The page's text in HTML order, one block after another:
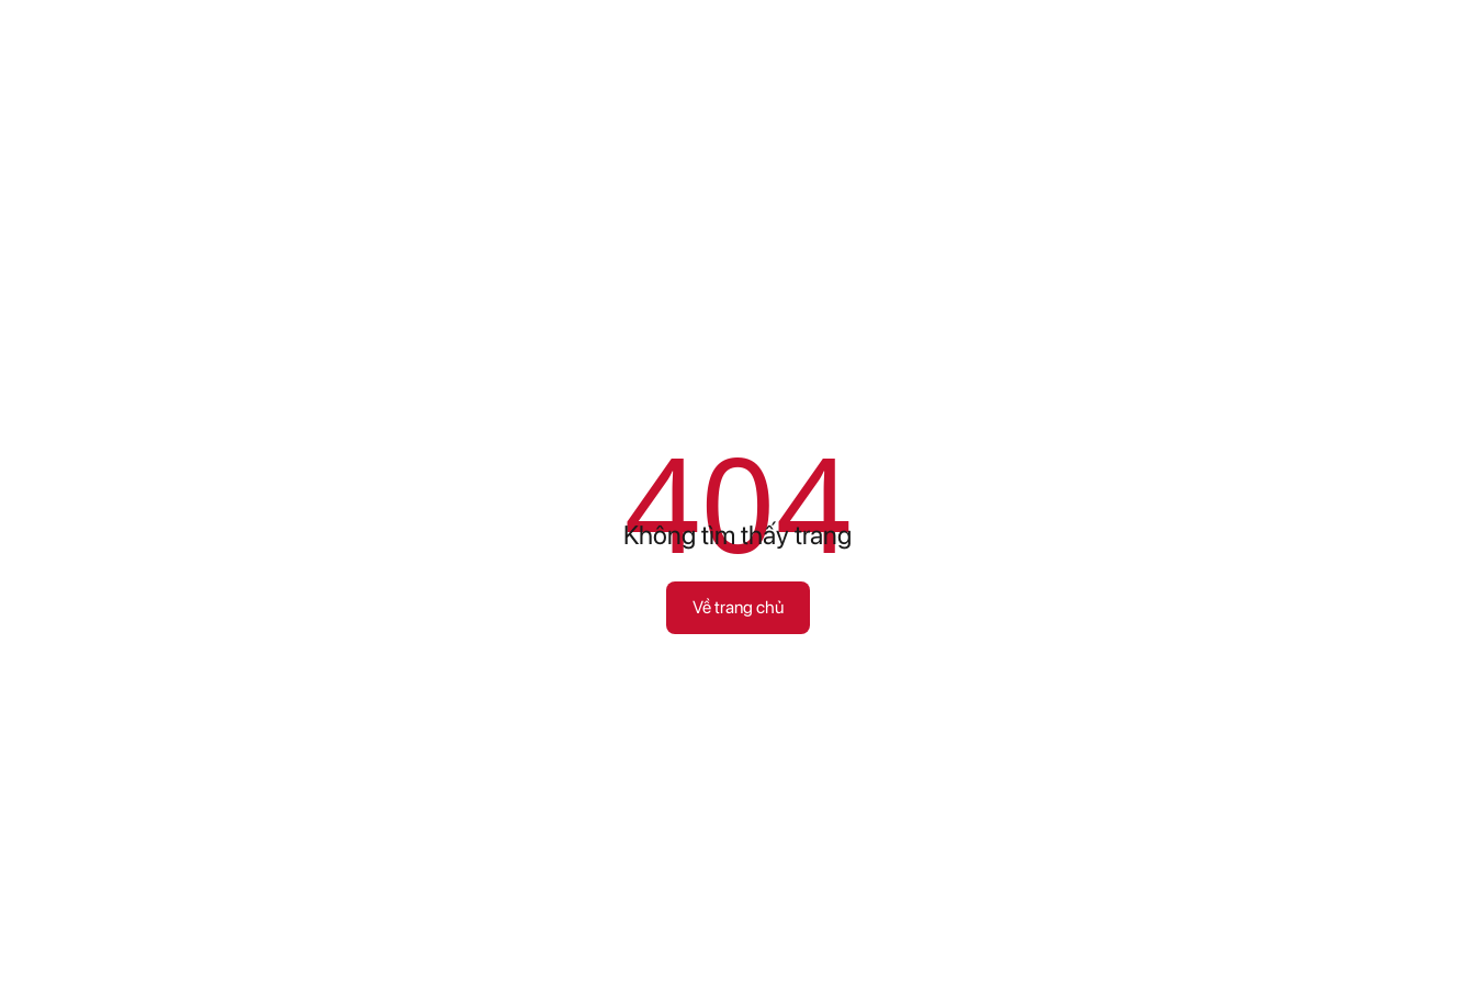
404
Không tìm thấy trang
Về trang chủ